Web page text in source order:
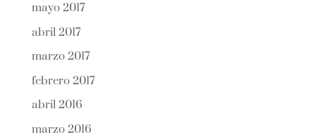
mayo 2017
abril 2017
marzo 2017
febrero 2017
abril 2016
marzo 2016